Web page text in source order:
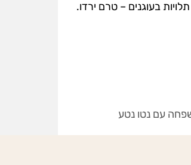
בעוגנים – טרם ירדו.
עם נטו נטע